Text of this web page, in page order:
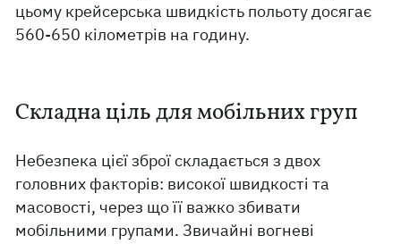
цьому крейсерська швидкість польоту досягає
560-650 кілометрів на годину.
Складна ціль для мобільних груп
Небезпека цієї зброї складається з двох
головних факторів: високої швидкості та
масовості, через що її важко збивати
мобільними групами. Звичайні вогневі